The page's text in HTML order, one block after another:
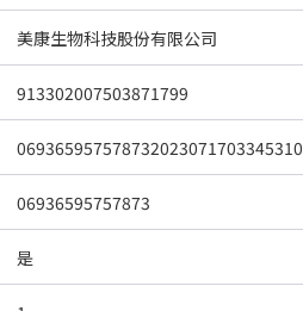
美康生物科技股份有限公司
913302007503871799
069365957578732023071703345310
06936595757873
是